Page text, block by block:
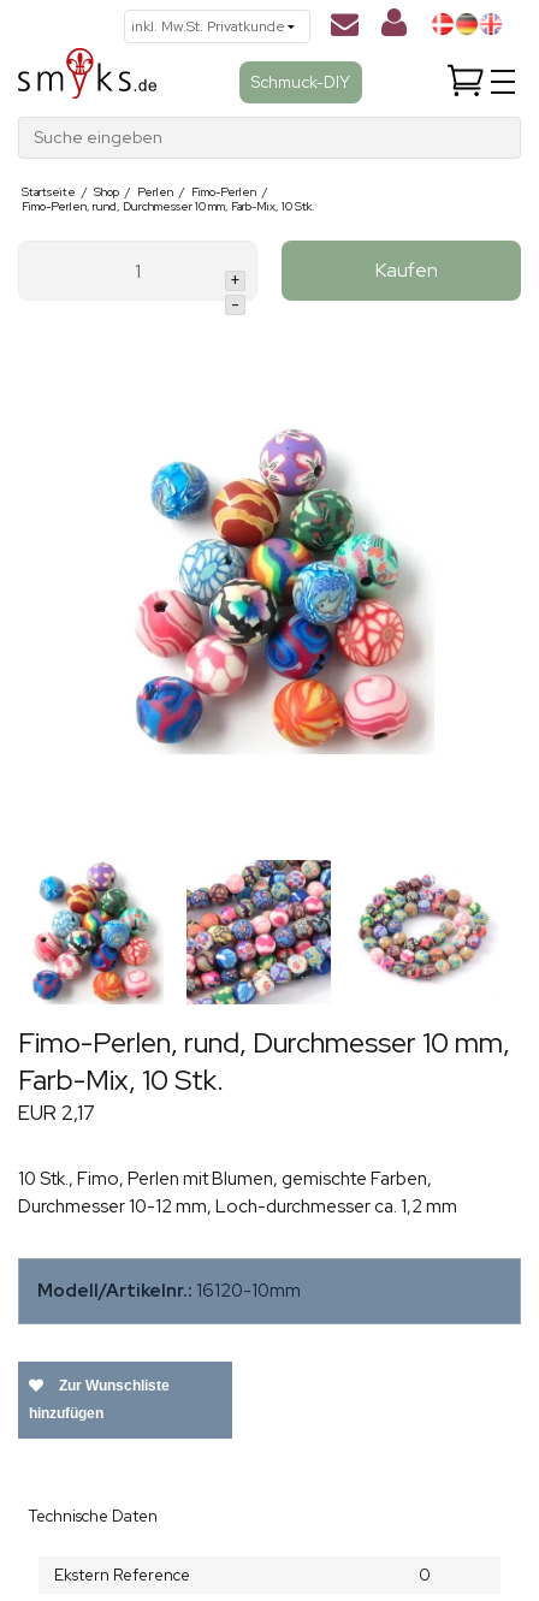
Schmuck-DIY
Suche eingeben
Startseite / Shop / Perlen / Fimo-Perlen /
Fimo-Perlen, rund, Durchmesser 10 mm, Farb-Mix, 10 Stk.
+
-
Kaufen
Fimo-Perlen, rund, Durchmesser 10 mm,
Farb-Mix, 10 Stk.
EUR 2,17
10 Stk., Fimo, Perlen mit Blumen, gemischte Farben,
Durchmesser 10-12 mm, Loch-durchmesser ca. 1,2 mm
Modell/Artikelnr.: 16120-10mm
Zur Wunschliste
hinzufügen
Technische Daten
Ekstern Reference 0